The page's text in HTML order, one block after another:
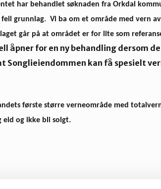
har behandlet søknaden fra Orkdal
grunnlag. Vi ba om et område med vern av
går på at området er for lite som
åpner for en ny behandling dersom
Songlieiendommen kan få spesielt
første større verneområde med
og ikke bli solgt.